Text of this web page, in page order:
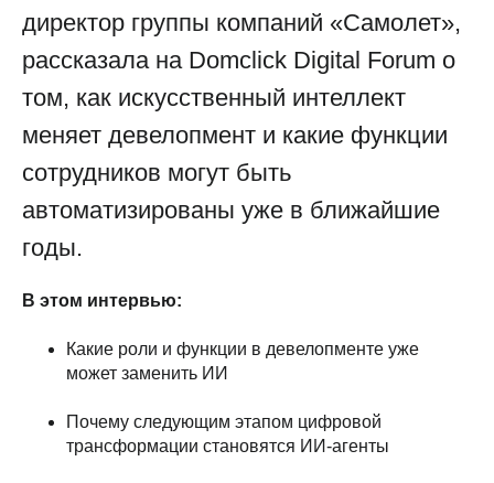
директор группы компаний «Самолет»,
рассказала на Domclick Digital Forum о
том, как искусственный интеллект
меняет девелопмент и какие функции
сотрудников могут быть
автоматизированы уже в ближайшие
годы.
В этом интервью:
Какие роли и функции в девелопменте уже
может заменить ИИ
Почему следующим этапом цифровой
трансформации становятся ИИ-агенты